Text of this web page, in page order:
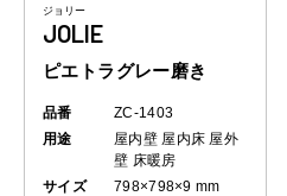
ジョリー
JOLIE
ピエトラグレー磨き
品番
ZC-1403
用途
屋内壁 屋内床 屋外
壁 床暖房
サイズ
798×798×9 mm